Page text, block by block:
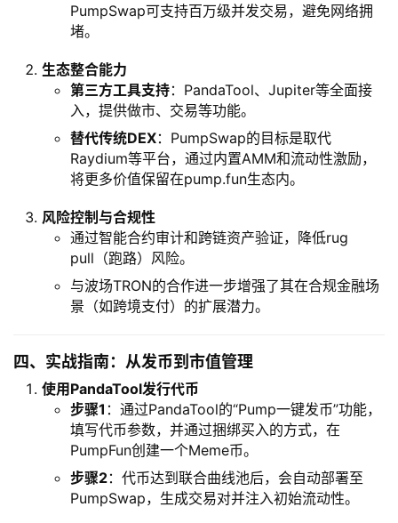
PumpSwap可支持百万级并发交易，避免网络拥
堵。
生态整合能力
第三方工具支持：PandaTool、Jupiter等全面接
入，提供做市、交易等功能。
替代传统DEX：PumpSwap的目标是取代
Raydium等平台，通过内置AMM和流动性激励，
将更多价值保留在pump.fun生态内。
风险控制与合规性
通过智能合约审计和跨链资产验证，降低rug
pull（跑路）风险。
与波场TRON的合作进一步增强了其在合规金融场
景（如跨境支付）的扩展潜力。
四、实战指南：从发币到市值管理
使用PandaTool发行代币
步骤1 ：通过PandaTool的“Pump一键发币”功能，
填写代币参数，并通过捆绑买入的方式，在
PumpFun创建一个Meme币。
步骤2：代币达到联合曲线池后，会自动部署至
PumpSwap，生成交易对并注入初始流动性。